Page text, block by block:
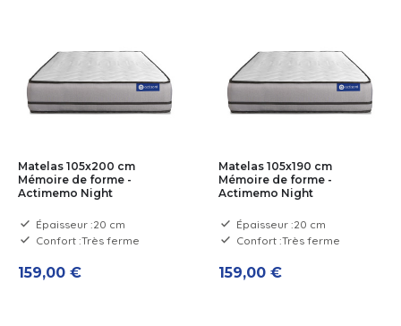
Matelas 105x200 cm
Mémoire de forme -
Actimemo Night
Épaisseur :20 cm
Confort :Très ferme
159,00 €
Matelas 105x190 cm
Mémoire de forme -
Actimemo Night
Épaisseur :20 cm
Confort :Très ferme
159,00 €